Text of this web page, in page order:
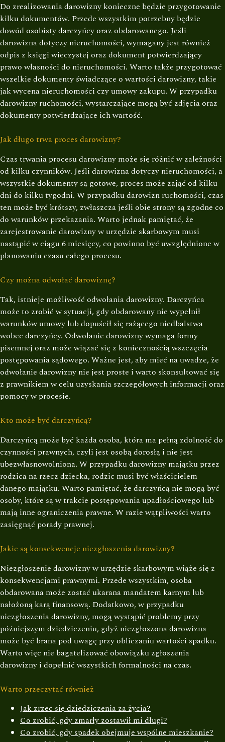
Do zrealizowania darowizny konieczne będzie przygotowanie
kilku dokumentów. Przede wszystkim potrzebny będzie
dowód osobisty darczyńcy oraz obdarowanego. Jeśli
darowizna dotyczy nieruchomości, wymagany jest również
odpis z księgi wieczystej oraz dokument potwierdzający
prawo własności do nieruchomości. Warto także przygotować
wszelkie dokumenty świadczące o wartości darowizny, takie
jak wycena nieruchomości czy umowy zakupu. W przypadku
darowizny ruchomości, wystarczające mogą być zdjęcia oraz
dokumenty potwierdzające ich wartość.
Jak długo trwa proces darowizny?
Czas trwania procesu darowizny może się różnić w zależności
od kilku czynników. Jeśli darowizna dotyczy nieruchomości, a
wszystkie dokumenty są gotowe, proces może zająć od kilku
dni do kilku tygodni. W przypadku darowizn ruchomości, czas
ten może być krótszy, zwłaszcza jeśli obie strony są zgodne co
do warunków przekazania. Warto jednak pamiętać, że
zarejestrowanie darowizny w urzędzie skarbowym musi
nastąpić w ciągu 6 miesięcy, co powinno być uwzględnione w
planowaniu czasu całego procesu.
Czy można odwołać darowiznę?
Tak, istnieje możliwość odwołania darowizny. Darczyńca
może to zrobić w sytuacji, gdy obdarowany nie wypełnił
warunków umowy lub dopuścił się rażącego niedbalstwa
wobec darczyńcy. Odwołanie darowizny wymaga formy
pisemnej oraz może wiązać się z koniecznością wszczęcia
postępowania sądowego. Ważne jest, aby mieć na uwadze, że
odwołanie darowizny nie jest proste i warto skonsultować się
z prawnikiem w celu uzyskania szczegółowych informacji oraz
pomocy w procesie.
Kto może być darczyńcą?
Darczyńcą może być każda osoba, która ma pełną zdolność do
czynności prawnych, czyli jest osobą dorosłą i nie jest
ubezwłasnowolniona. W przypadku darowizny majątku przez
rodzica na rzecz dziecka, rodzic musi być właścicielem
danego majątku. Warto pamiętać, że darczyńcą nie mogą być
osoby, które są w trakcie postępowania upadłościowego lub
mają inne ograniczenia prawne. W razie wątpliwości warto
zasięgnąć porady prawnej.
Jakie są konsekwencje niezgłoszenia darowizny?
Niezgłoszenie darowizny w urzędzie skarbowym wiąże się z
konsekwencjami prawnymi. Przede wszystkim, osoba
obdarowana może zostać ukarana mandatem karnym lub
nałożoną karą finansową. Dodatkowo, w przypadku
niezgłoszenia darowizny, mogą wystąpić problemy przy
późniejszym dziedziczeniu, gdyż niezgłoszona darowizna
może być brana pod uwagę przy obliczaniu wartości spadku.
Warto więc nie bagatelizować obowiązku zgłoszenia
darowizny i dopełnić wszystkich formalności na czas.
Warto przeczytać również
Jak zrzec się dziedziczenia za życia?
Co zrobić, gdy zmarły zostawił mi długi?
Co zrobić, gdy spadek obejmuje wspólne mieszkanie?